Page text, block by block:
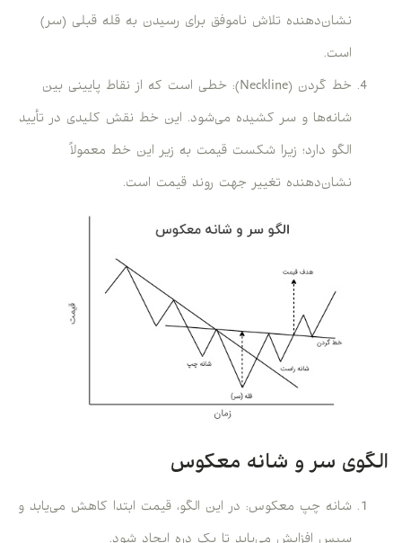
نشان‌دهنده تلاش ناموفق برای رسیدن به قله قبلی (سر)
است.
خط گردن (Neckline): خطی است که از نقاط پایینی بین
شانه‌ها و سر کشیده می‌شود. این خط نقش کلیدی در تأیید
الگو دارد؛ زیرا شکست قیمت به زیر این خط معمولاً
نشان‌دهنده تغییر جهت روند قیمت است.
الگوی سر و شانه معکوس
شانه چپ معکوس: در این الگو، قیمت ابتدا کاهش می‌یابد و